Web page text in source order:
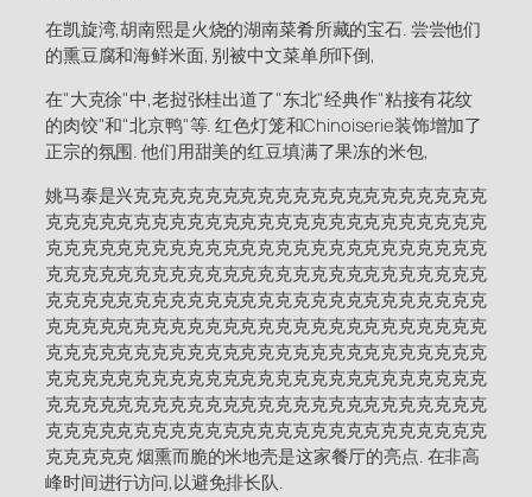
在凯旋湾,胡南熙是火烧的湖南菜肴所藏的宝石. 尝尝他们
的熏豆腐和海鲜米面, 别被中文菜单所吓倒,
在"大克徐"中,老挝张桂出道了"东北"经典作"粘接有花纹
的肉饺"和"北京鸭"等. 红色灯笼和Chinoiserie装饰增加了
正宗的氛围. 他们用甜美的红豆填满了果冻的米包,
姚马泰是兴克克克克克克克克克克克克克克克克克克克克
克克克克克克克克克克克克克克克克克克克克克克克克克
克克克克克克克克克克克克克克克克克克克克克克克克克
克克克克克克克克克克克克克克克克克克克克克克克克克
克克克克克克克克克克克克克克克克克克克克克克克克克
克克克克克克克克克克克克克克克克克克克克克克克克克
克克克克克克克克克克克克克克克克克克克克克克克克克
克克克克克克克克克克克克克克克克克克克克克克克克克
克克克克克克克克克克克克克克克克克克克克克克克克克
克克克克克克克克克克克克克克克克克克克克克克克克克
克克克克克 烟熏而脆的米地壳是这家餐厅的亮点. 在非高
峰时间进行访问,以避免排长队.